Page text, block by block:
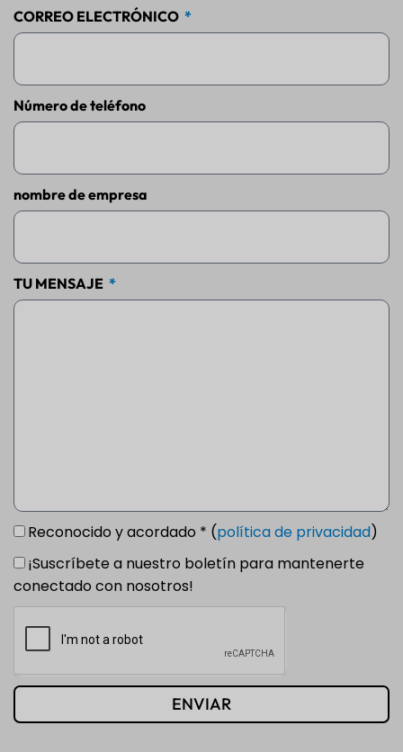
CORREO ELECTRÓNICO
Número de teléfono
nombre de empresa
TU MENSAJE
Reconocido y acordado * (política de privacidad)
¡Suscríbete a nuestro boletín para mantenerte
conectado con nosotros!
ENVIAR